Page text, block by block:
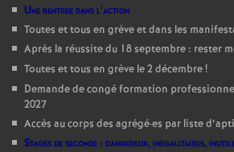
Une rentrée dans l’action
Toutes et tous en grève et dans les
Après la réussite du 18 septembre : rester
Toutes et tous en grève le 2 décembre!
Demande de congé formation
2027
Accès au corps des agrégé·es par liste
Stages de seconde : dangereux, inégalitaires,